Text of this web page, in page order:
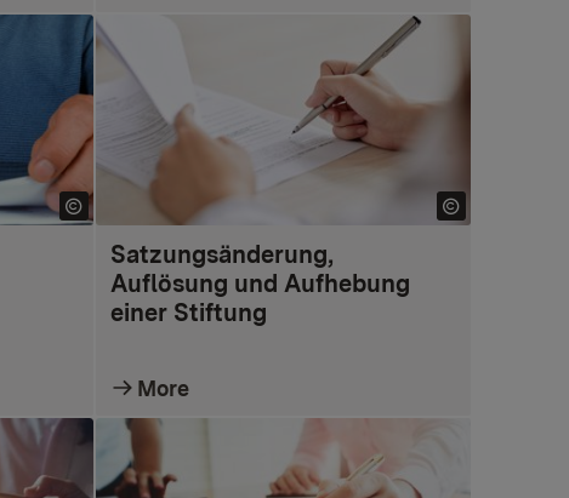
Satzungsänderung,
Auflösung und Aufhebung
einer Stiftung
More